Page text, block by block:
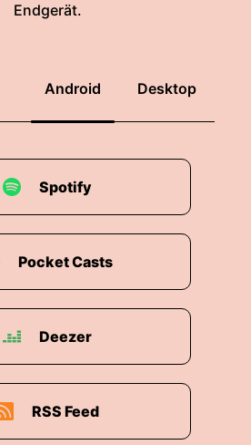
Endgerät.
Android Desktop
Spotify
Pocket Casts
Deezer
RSS Feed